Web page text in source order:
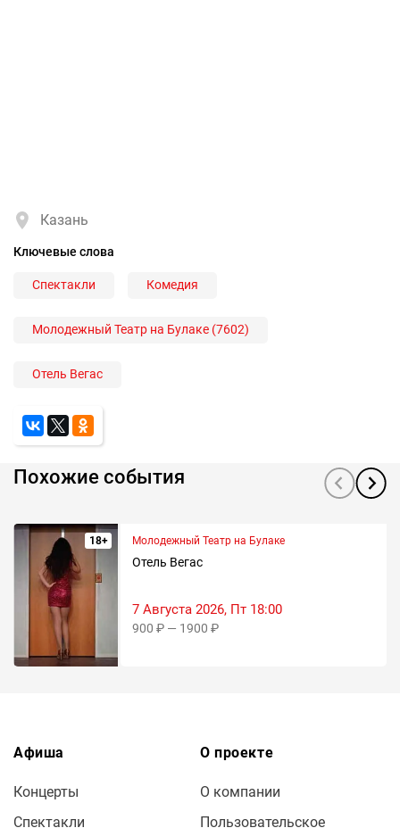
Казань
Ключевые слова
Спектакли Комедия
Молодежный Театр на Булаке (7602)
Отель Вегас
Похожие события
18+ Молодежный Театр на Булаке
Отель Вегас
7 Августа 2026, Пт 18:00
900 ₽ — 1900 ₽
Афиша
Концерты
Спектакли
О проекте
О компании
Пользовательское